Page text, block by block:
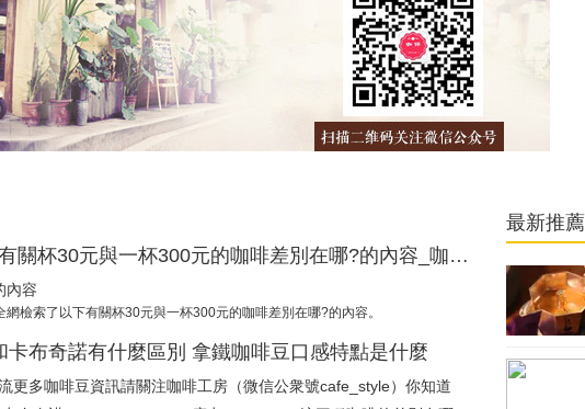
杯30元與一杯300元的咖啡差別在哪?_了解更多有關杯30元與一杯300元的咖啡差別在哪?的內容_咖啡網
內容
檢索了以下有關杯30元與一杯300元的咖啡差別在哪?的內容。
卡布奇諾有什麼區別 拿鐵咖啡豆口感特點是什麼
更多咖啡豆資訊請關注咖啡工房（微信公衆號cafe_style）你知道
最新推薦